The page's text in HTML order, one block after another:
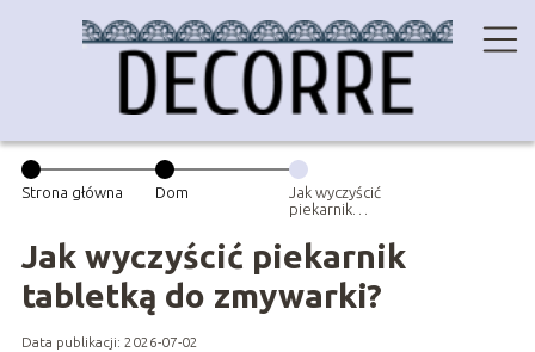
Strona główna Dom
Jak wyczyścić
piekarnik
zmywarki?
Jak wyczyścić piekarnik
tabletką do zmywarki?
Data publikacji: 2026-07-02